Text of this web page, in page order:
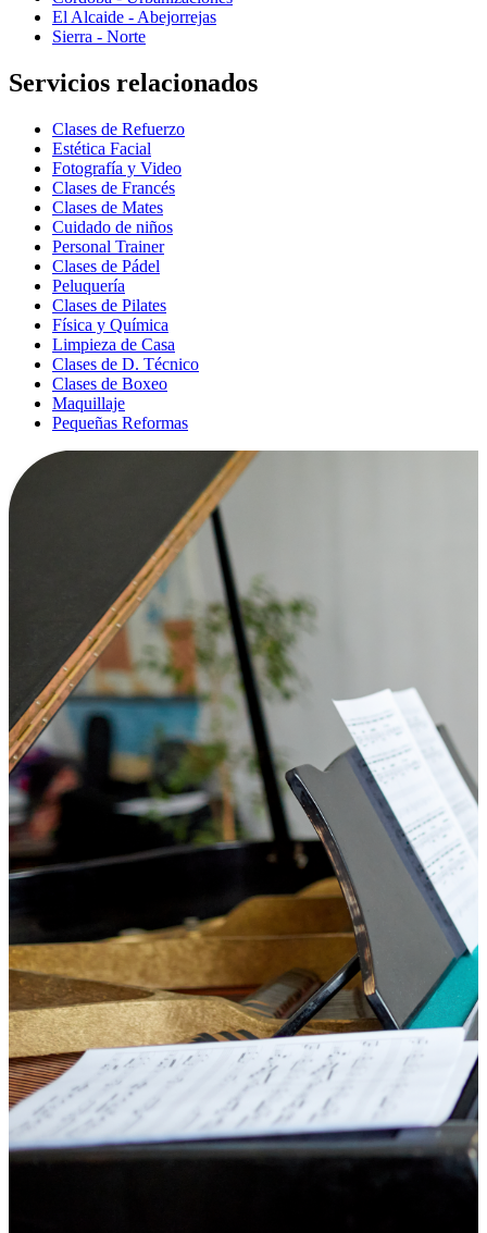
El Alcaide - Abejorrejas
Sierra - Norte
Servicios relacionados
Clases de Refuerzo
Estética Facial
Fotografía y Video
Clases de Francés
Clases de Mates
Cuidado de niños
Personal Trainer
Clases de Pádel
Peluquería
Clases de Pilates
Física y Química
Limpieza de Casa
Clases de D. Técnico
Clases de Boxeo
Maquillaje
Pequeñas Reformas